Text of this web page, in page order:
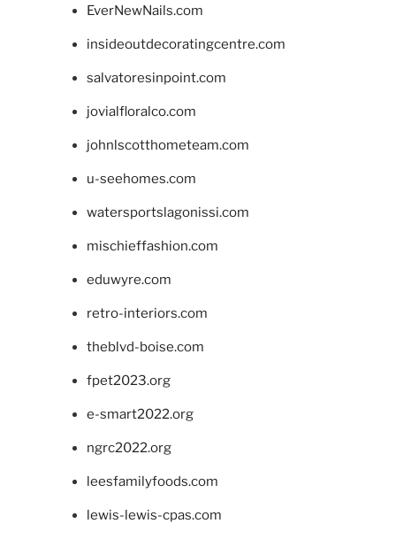
EverNewNails.com
insideoutdecoratingcentre.com
salvatoresinpoint.com
jovialfloralco.com
johnlscotthometeam.com
u-seehomes.com
watersportslagonissi.com
mischieffashion.com
eduwyre.com
retro-interiors.com
theblvd-boise.com
fpet2023.org
e-smart2022.org
ngrc2022.org
leesfamilyfoods.com
lewis-lewis-cpas.com